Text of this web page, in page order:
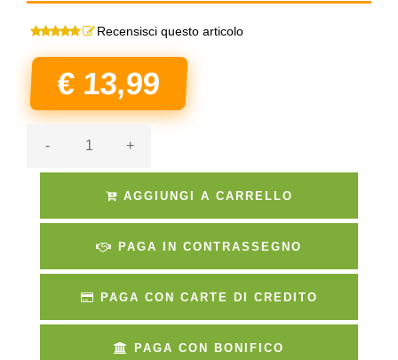
Recensisci questo articolo
€ 13,99
- +
AGGIUNGI A CARRELLO
PAGA IN CONTRASSEGNO
PAGA CON CARTE DI CREDITO
PAGA CON BONIFICO